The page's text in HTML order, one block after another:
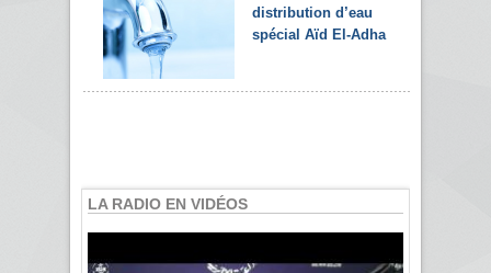
distribution d’eau
spécial Aïd El-Adha
LA RADIO EN VIDÉOS